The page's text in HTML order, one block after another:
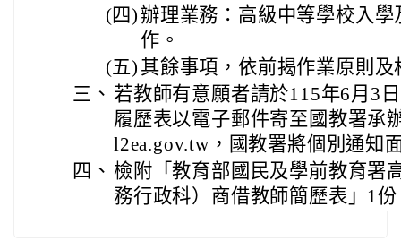
(四)辦理業務：高級中等學校入
作。
(五) 其餘事項，依前揭作業原則
三、 若教師有意願者請於115年6月3
履歷表以電子郵件寄至國教署承
l2ea.gov.tw，國教署將個別通知
四、 檢附「教育部國民及學前教育署
務行政科）商借教師簡歷表」1